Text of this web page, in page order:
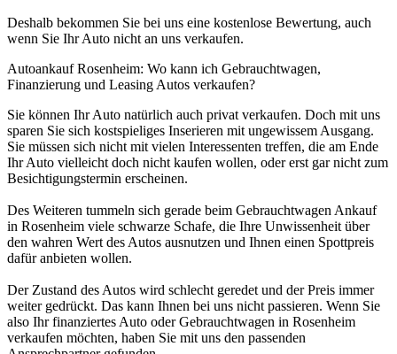
Deshalb bekommen Sie bei uns eine kostenlose Bewertung, auch
wenn Sie Ihr Auto nicht an uns verkaufen.
Autoankauf Rosenheim: Wo kann ich Gebrauchtwagen,
Finanzierung und Leasing Autos verkaufen?
Sie können Ihr Auto natürlich auch privat verkaufen. Doch mit uns
sparen Sie sich kostspieliges Inserieren mit ungewissem Ausgang.
Sie müssen sich nicht mit vielen Interessenten treffen, die am Ende
Ihr Auto vielleicht doch nicht kaufen wollen, oder erst gar nicht zum
Besichtigungstermin erscheinen.
Des Weiteren tummeln sich gerade beim Gebrauchtwagen Ankauf
in Rosenheim viele schwarze Schafe, die Ihre Unwissenheit über
den wahren Wert des Autos ausnutzen und Ihnen einen Spottpreis
dafür anbieten wollen.
Der Zustand des Autos wird schlecht geredet und der Preis immer
weiter gedrückt. Das kann Ihnen bei uns nicht passieren. Wenn Sie
also Ihr finanziertes Auto oder Gebrauchtwagen in Rosenheim
verkaufen möchten, haben Sie mit uns den passenden